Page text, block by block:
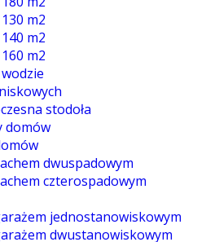
m2
m2
m2
stodoła
domów
dwuspadowym
czterospadowym
jednostanowiskowym
dwustanowiskowym